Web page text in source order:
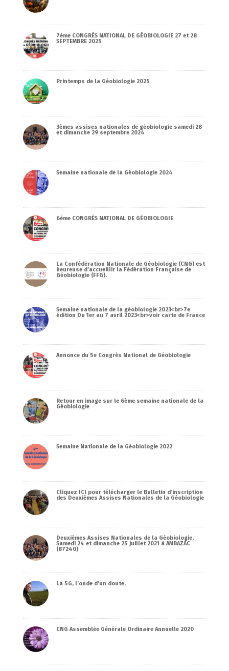
7ème CONGRÈS NATIONAL DE GÉOBIOLOGIE 27 et 28
SEPTEMBRE 2025
Printemps de la Géobiologie 2025
3èmes assises nationales de géobiologie samedi 28
et dimanche 29 septembre 2024
Semaine nationale de la Géobiologie 2024
6ème CONGRÈS NATIONAL DE GÉOBIOLOGIE
La Confédération Nationale de Géobiologie (CNG) est
heureuse d’accueillir la Fédération Française de
Géobiologie (FFG).
Semaine nationale de la géobiologie 2023<br>7e
édition Du 1er au 7 avril 2023<br>voir carte de France
Annonce du 5e Congrès National de Géobiologie
Retour en image sur le 6ème semaine nationale de la
Géobiologie
Semaine Nationale de la Géobiologie 2022
Cliquez ICI pour télécharger le Bulletin d’inscription
des Deuxièmes Assises Nationales de la Géobiologie
Deuxièmes Assises Nationales de la Géobiologie,
Samedi 24 et dimanche 25 juillet 2021 à AMBAZAC
(87240)
La 5G, l’onde d’un doute.
CNG Assemblée Générale Ordinaire Annuelle 2020